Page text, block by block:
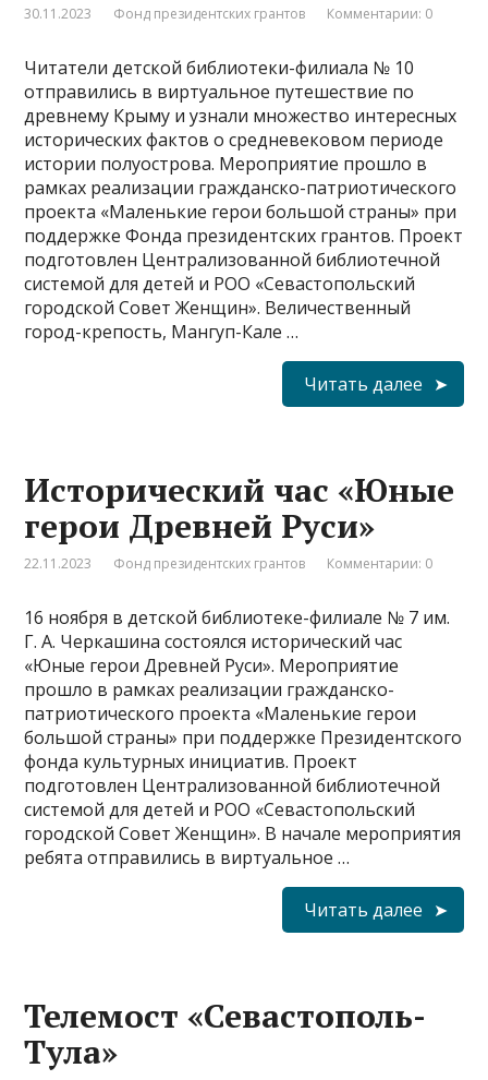
30.11.2023 Фонд президентских грантов Комментарии: 0
Читатели детской библиотеки-филиала № 10
отправились в виртуальное путешествие по
древнему Крыму и узнали множество интересных
исторических фактов о средневековом периоде
истории полуострова. Мероприятие прошло в
рамках реализации гражданско-патриотического
проекта «Маленькие герои большой страны» при
поддержке Фонда президентских грантов. Проект
подготовлен Централизованной библиотечной
системой для детей и РОО «Севастопольский
городской Совет Женщин». Величественный
город-крепость, Мангуп-Кале …
Читать далее
Исторический час «Юные
герои Древней Руси»
22.11.2023 Фонд президентских грантов Комментарии: 0
16 ноября в детской библиотеке-филиале № 7 им.
Г. А. Черкашина состоялся исторический час
«Юные герои Древней Руси». Мероприятие
прошло в рамках реализации гражданско-
патриотического проекта «Маленькие герои
большой страны» при поддержке Президентского
фонда культурных инициатив. Проект
подготовлен Централизованной библиотечной
системой для детей и РОО «Севастопольский
городской Совет Женщин». В начале мероприятия
ребята отправились в виртуальное …
Читать далее
Телемост «Севастополь-
Тула»